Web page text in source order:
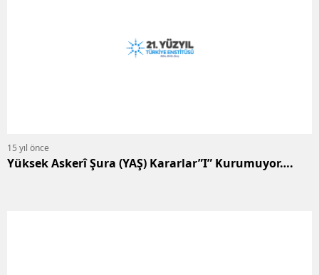
15 yıl önce
Yüksek Askerî Şura (YAŞ) Kararlar”I” Kurumuyor….